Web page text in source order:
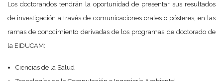
Los doctorandos tendrán la oportunidad de presentar sus resultados
de investigación a través de comunicaciones orales o pósteres, en las
ramas de conocimiento derivadas de los programas de doctorado de
la EIDUCAM:
Ciencias de la Salud